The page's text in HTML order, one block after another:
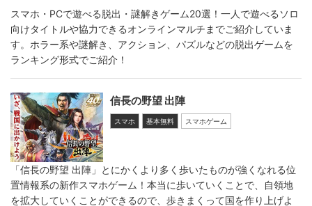
スマホ・PCで遊べる脱出・謎解きゲーム20選！一人で遊べるソロ
向けタイトルや協力できるオンラインマルチまでご紹介していま
す。ホラー系や謎解き、アクション、パズルなどの脱出ゲームを
ランキング形式でご紹介！
信長の野望 出陣
スマホ 基本無料 スマホゲーム
「信長の野望 出陣」とにかくより多く歩いたものが強くなれる位
置情報系の新作スマホゲーム！本当に歩いていくことで、自領地
を拡大していくことができるので、歩きまくって国を作り上げよ